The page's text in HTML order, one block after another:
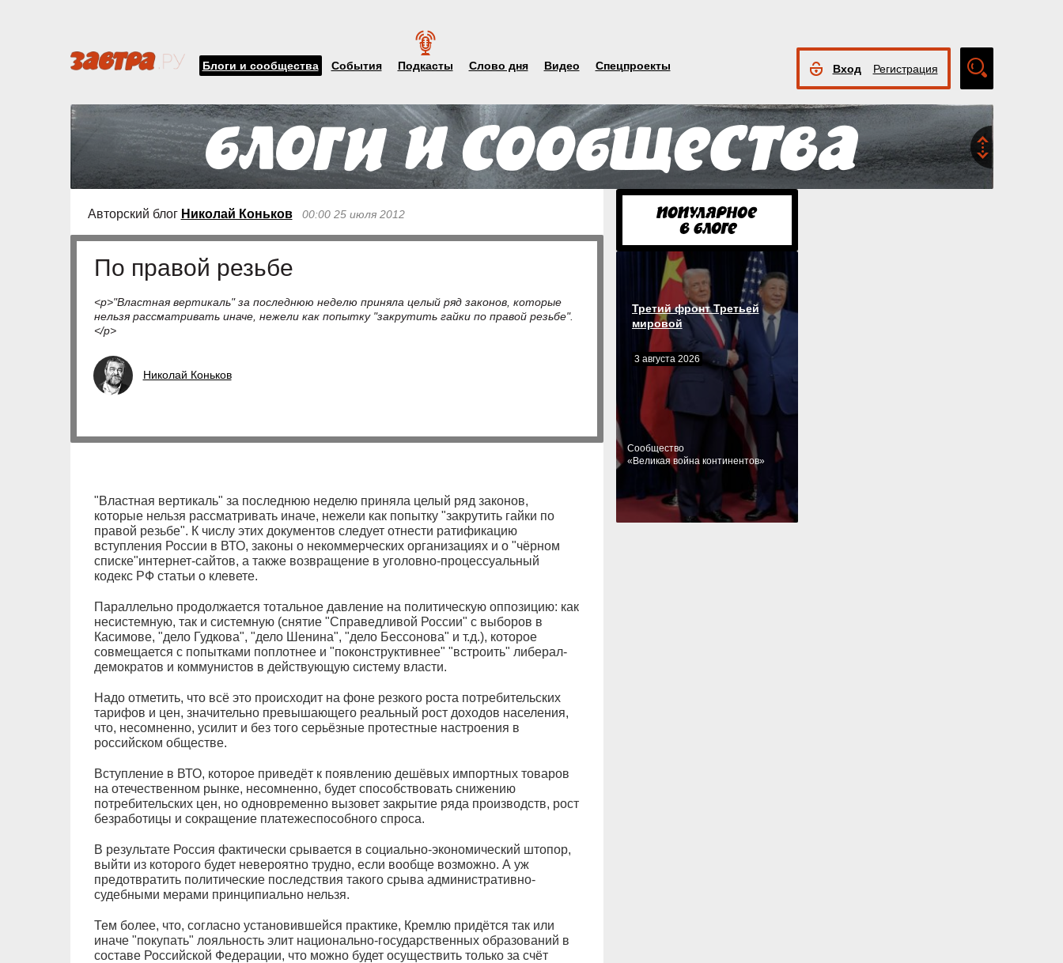
Блоги и сообщества События Подкасты Слово дня Видео Спецпроекты Вход Регистрация
поиск
Авторский блог Николай Коньков 00:00 25 июля 2012
По правой резьбе
<p>"Властная вертикаль" за последнюю неделю приняла целый ряд законов, которые
нельзя рассматривать иначе, нежели как попытку "закрутить гайки по правой резьбе".
</p>
Николай Коньков
"Властная вертикаль" за последнюю неделю приняла целый ряд законов,
которые нельзя рассматривать иначе, нежели как попытку "закрутить гайки по
правой резьбе". К числу этих документов следует отнести ратификацию
вступления России в ВТО, законы о некоммерческих организациях и о "чёрном
списке"интернет-сайтов, а также возвращение в уголовно-процессуальный
кодекс РФ статьи о клевете.
Параллельно продолжается тотальное давление на политическую оппозицию: как
несистемную, так и системную (снятие "Справедливой России" с выборов в
Касимове, "дело Гудкова", "дело Шенина", "дело Бессонова" и т.д.), которое
совмещается с попытками поплотнее и "поконструктивнее" "встроить" либерал-
демократов и коммунистов в действующую систему власти.
Надо отметить, что всё это происходит на фоне резкого роста потребительских
тарифов и цен, значительно превышающего реальный рост доходов населения,
что, несомненно, усилит и без того серьёзные протестные настроения в
российском обществе.
Вступление в ВТО, которое приведёт к появлению дешёвых импортных товаров
на отечественном рынке, несомненно, будет способствовать снижению
потребительских цен, но одновременно вызовет закрытие ряда производств, рост
безработицы и сокращение платежеспособного спроса.
В результате Россия фактически срывается в социально-экономический штопор,
выйти из которого будет невероятно трудно, если вообще возможно. А уж
предотвратить политические последствия такого срыва административно-
судебными мерами принципиально нельзя.
Тем более, что, согласно установившейся практике, Кремлю придётся так или
иначе "покупать" лояльность элит национально-государственных образований в
составе Российской Федерации, что можно будет осуществить только за счёт
Третий фронт Третьей
мировой
3 августа 2026
Cообщество
«Великая война континентов»